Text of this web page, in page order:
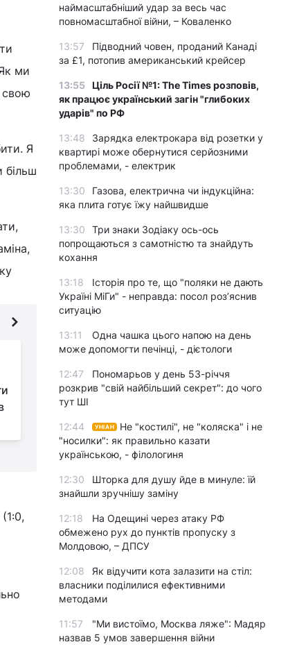
ми
свою
Я
більш
"Момент
геніальності": у
чемпіонаті Англії був
забитий унікальний гол зі своєї
половини поля (відео)
наймасштабніший удар за весь час
повномасштабної війни, – Коваленко
13:57
Підводний човен, проданий Канаді
за £1, потопив американський крейсер
13:55 Ціль Росії №1: The Times розповів,
як працює український загін "глибоких
ударів" по РФ
13:48
Зарядка електрокара від розетки у
квартирі може обернутися серйозними
проблемами, - електрик
13:30
Газова, електрична чи індукційна:
яка плита готує їжу найшвидше
13:30
Три знаки Зодіаку ось-ось
попрощаються з самотністю та знайдуть
кохання
13:18
Історія про те, що "поляки не дають
Україні МіГи" - неправда: посол роз’яснив
ситуацію
13:11
Одна чашка цього напою на день
може допомогти печінці, - дієтологи
12:47
Пономарьов у день 53-річчя
розкрив "свій найбільший секрет": до чого
тут ШІ
12:44 УНІАН
Не "костилі", не "коляска" і не
"носилки": як правильно казати
українською, - філологиня
12:30
Шторка для душу йде в минуле: їй
знайшли зручнішу заміну
12:18
На Одещині через атаку РФ
обмежено рух до пунктів пропуску з
Молдовою, – ДПСУ
12:08
Як відучити кота залазити на стіл:
власники поділилися ефективними
методами
11:57
"Ми вистоїмо, Москва ляже": Мадяр
назвав 5 умов завершення війни